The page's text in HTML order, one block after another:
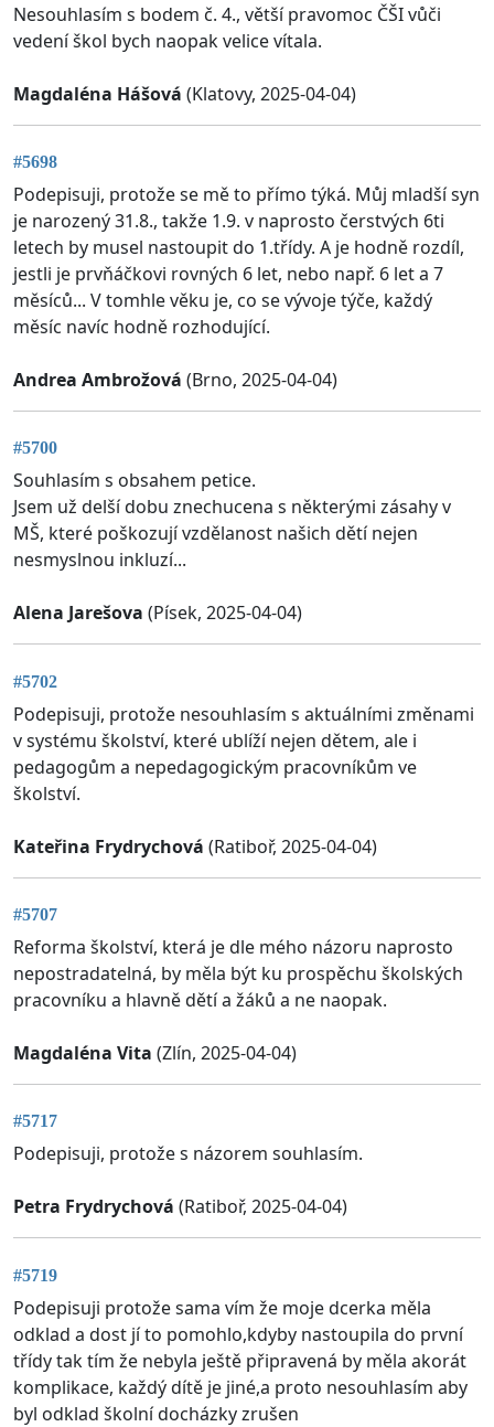
Nesouhlasím s bodem č. 4., větší pravomoc ČŠI vůči
vedení škol bych naopak velice vítala.
Magdaléna Hášová (Klatovy, 2025-04-04)
#5698
Podepisuji, protože se mě to přímo týká. Můj mladší syn
je narozený 31.8., takže 1.9. v naprosto čerstvých 6ti
letech by musel nastoupit do 1.třídy. A je hodně rozdíl,
jestli je prvňáčkovi rovných 6 let, nebo např. 6 let a 7
měsíců... V tomhle věku je, co se vývoje týče, každý
měsíc navíc hodně rozhodující.
Andrea Ambrožová (Brno, 2025-04-04)
#5700
Souhlasím s obsahem petice.
Jsem už delší dobu znechucena s některými zásahy v
MŠ, které poškozují vzdělanost našich dětí nejen
nesmyslnou inkluzí...
Alena Jarešova (Písek, 2025-04-04)
#5702
Podepisuji, protože nesouhlasím s aktuálními změnami
v systému školství, které ublíží nejen dětem, ale i
pedagogům a nepedagogickým pracovníkům ve
školství.
Kateřina Frydrychová (Ratiboř, 2025-04-04)
#5707
Reforma školství, která je dle mého názoru naprosto
nepostradatelná, by měla být ku prospěchu školských
pracovníku a hlavně dětí a žáků a ne naopak.
Magdaléna Vita (Zlín, 2025-04-04)
#5717
Podepisuji, protože s názorem souhlasím.
Petra Frydrychová (Ratiboř, 2025-04-04)
#5719
Podepisuji protože sama vím že moje dcerka měla
odklad a dost jí to pomohlo,kdyby nastoupila do první
třídy tak tím že nebyla ještě připravená by měla akorát
komplikace, každý dítě je jiné,a proto nesouhlasím aby
byl odklad školní docházky zrušen